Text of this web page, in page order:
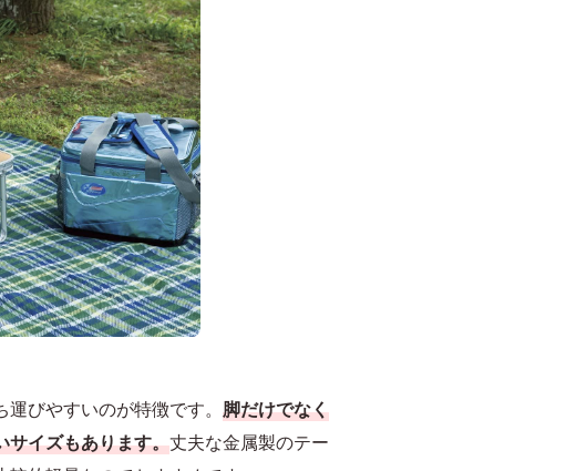
びやすいのが特徴です。 脚だけでなく
サイズもあります。丈夫な金属製のテー